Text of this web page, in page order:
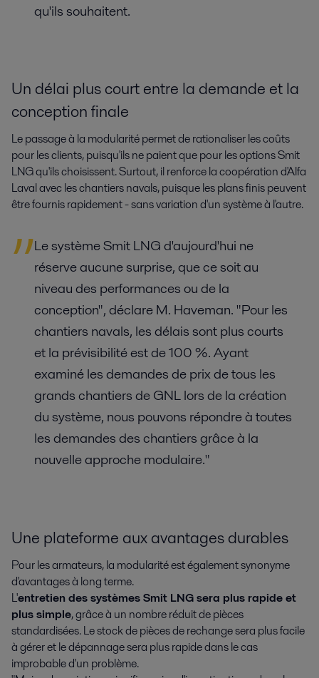
qu'ils souhaitent.
Un délai plus court entre la demande et la
conception finale
Le passage à la modularité permet de rationaliser les coûts
pour les clients, puisqu'ils ne paient que pour les options Smit
LNG qu'ils choisissent. Surtout, il renforce la coopération d'Alfa
Laval avec les chantiers navals, puisque les plans finis peuvent
être fournis rapidement - sans variation d'un système à l'autre.
Le système Smit LNG d'aujourd'hui ne
réserve aucune surprise, que ce soit au
niveau des performances ou de la
conception", déclare M. Haveman. "Pour les
chantiers navals, les délais sont plus courts
et la prévisibilité est de 100 %. Ayant
examiné les demandes de prix de tous les
grands chantiers de GNL lors de la création
du système, nous pouvons répondre à toutes
les demandes des chantiers grâce à la
nouvelle approche modulaire."
Une plateforme aux avantages durables
Pour les armateurs, la modularité est également synonyme
d'avantages à long terme.
L'entretien des systèmes Smit LNG sera plus rapide et
plus simple, grâce à un nombre réduit de pièces
standardisées. Le stock de pièces de rechange sera plus facile
à gérer et le dépannage sera plus rapide dans le cas
improbable d'un problème.